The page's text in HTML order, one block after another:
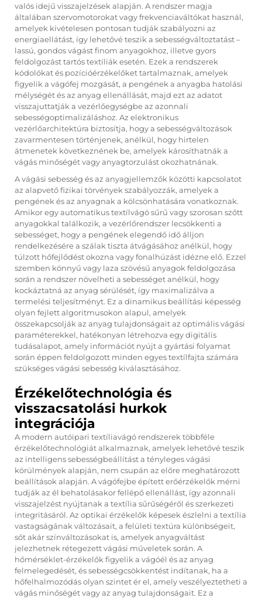
valós idejű visszajelzések alapján. A rendszer magja
általában szervomotorokat vagy frekvenciaváltókat használ,
amelyek kivételesen pontosan tudják szabályozni az
energiaellátást, így lehetővé teszik a sebességváltoztatást –
lassú, gondos vágást finom anyagokhoz, illetve gyors
feldolgozást tartós textíliák esetén. Ezek a rendszerek
kódolókat és pozícióérzékelőket tartalmaznak, amelyek
figyelik a vágófej mozgását, a pengének a anyagba hatolási
mélységét és az anyag ellenállását, majd ezt az adatot
visszajuttatják a vezérlőegységbe az azonnali
sebességoptimalizáláshoz. Az elektronikus
vezérlőarchitektúra biztosítja, hogy a sebességváltozások
zavarmentesen történjenek, anélkül, hogy hirtelen
átmenetek következnének be, amelyek károsíthatnák a
vágás minőségét vagy anyagtorzulást okozhatnának.
A vágási sebesség és az anyagjellemzők közötti kapcsolatot
az alapvető fizikai törvények szabályozzák, amelyek a
pengének és az anyagnak a kölcsönhatására vonatkoznak.
Amikor egy automatikus textílvágó sűrű vagy szorosan szőtt
anyagokkal találkozik, a vezérlőrendszer lecsökkenti a
sebességet, hogy a pengének elegendő idő álljon
rendelkezésére a szálak tiszta átvágásához anélkül, hogy
túlzott hőfejlődést okozna vagy fonalhúzást idézne elő. Ezzel
szemben könnyű vagy laza szövésű anyagok feldolgozása
során a rendszer növelheti a sebességet anélkül, hogy
kockáztatná az anyag sérülését, így maximalizálva a
termelési teljesítményt. Ez a dinamikus beállítási képesség
olyan fejlett algoritmusokon alapul, amelyek
összekapcsolják az anyag tulajdonságait az optimális vágási
paraméterekkel, hatékonyan létrehozva egy digitális
tudásalapot, amely információt nyújt a gyártási folyamat
során éppen feldolgozott minden egyes textílfajta számára
szükséges vágási sebesség kiválasztásához.
Érzékelőtechnológia és
visszacsatolási hurkok
integrációja
A modern autóipari textíliavágó rendszerek többféle
érzékelőtechnológiát alkalmaznak, amelyek lehetővé teszik
az intelligens sebességbeállítást a tényleges vágási
körülmények alapján, nem csupán az előre meghatározott
beállítások alapján. A vágófejbe épített erőérzékelők mérni
tudják az él behatolásakor fellépő ellenállást, így azonnali
visszajelzést nyújtanak a textília sűrűségéről és szerkezeti
integritásáról. Az optikai érzékelők képesek észlelni a textília
vastagságának változásait, a felületi textúra különbségeit,
sőt akár színváltozásokat is, amelyek anyagváltást
jelezhetnek rétegezett vágási műveletek során. A
hőmérséklet-érzékelők figyelik a vágóél és az anyag
felmelegedését, és sebességcsökkentést indítanak, ha a
hőfelhalmozódás olyan szintet ér el, amely veszélyeztetheti a
vágás minőségét vagy az anyag tulajdonságait. Ez a